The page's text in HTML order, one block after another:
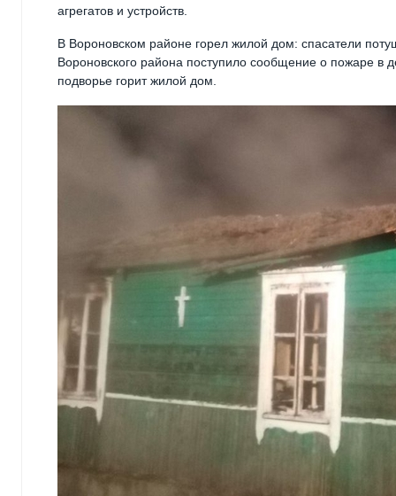
агрегатов и устройств.
В Вороновском районе горел жилой дом: спасатели
Вороновского района поступило сообщение о пожаре в
подворье горит жилой дом.